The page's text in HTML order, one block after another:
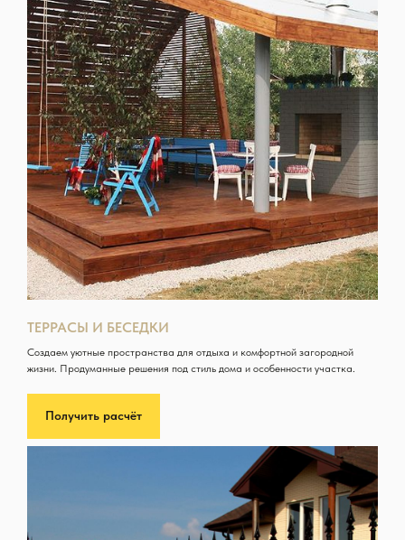
ТЕРРАСЫ И БЕСЕДКИ
Создаем уютные пространства для отдыха и комфортной загородной
жизни. Продуманные решения под стиль дома и особенности участка.
Получить расчёт